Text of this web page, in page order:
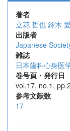
著者
立花 哲也 鈴木 愛
出版者
Japanese
雑誌
日本歯科心身医
巻号頁・発行日
vol.17, no.1,
参考文献数
17